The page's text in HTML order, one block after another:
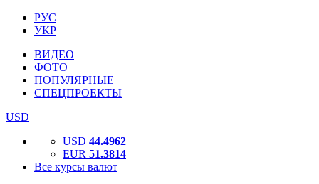
РУС
УКР
ВИДЕО
ФОТО
ПОПУЛЯРНЫЕ
СПЕЦПРОЕКТЫ
USD
USD 44.4962
EUR 51.3814
Все курсы валют